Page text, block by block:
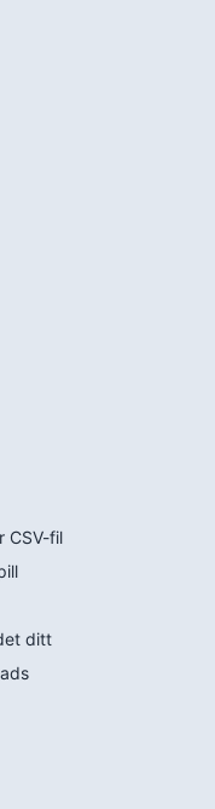
CSV-fil
ditt